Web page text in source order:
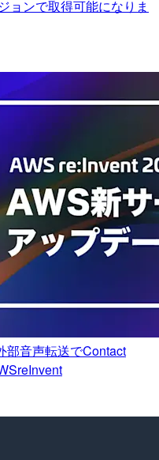
ョンで取得可能になりま
部音声転送でContact